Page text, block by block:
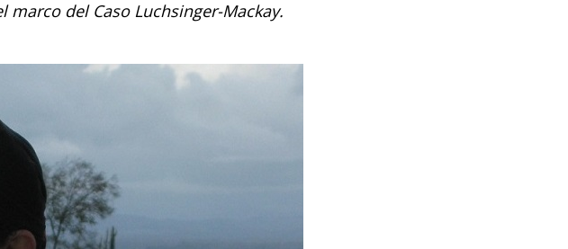
del Caso Luchsinger-Mackay.